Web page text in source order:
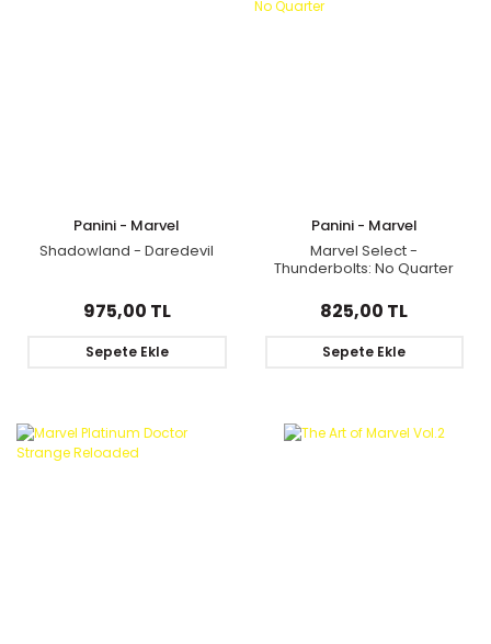
Panini - Marvel
Shadowland - Daredevil
975,00 TL
Sepete Ekle
Panini - Marvel
Marvel Select -
Thunderbolts: No Quarter
825,00 TL
Sepete Ekle